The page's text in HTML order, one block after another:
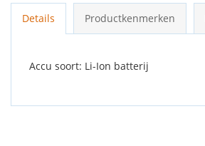
Details Productkenmerken
Accu soort: Li-Ion batterij